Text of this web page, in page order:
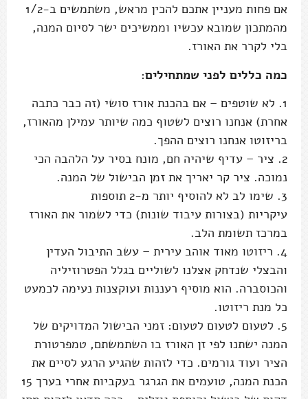
אם פחות מעניין אתכם להכין מראש, משתמשים ב-1/2
מהמתכון שמובא עכשיו וממשיכים ישר לסיום המנה,
בלי לקרר את האורז.
כמה כללים לפני שמתחילים:
1. לא שוטפים – אם בהכנת אורז סושי (זה כבר כתבה
אחרת) אנחנו רוצים לשטוף כמה שיותר עמילן מהאורז,
בריזוטו אנחנו רוצים ההפך.
2. ציר – עדיף שיהיה חם, מונח בסיר על הלהבה הכי
נמוכה. ציר קר יאריך את זמן הבישול של המנה.
3. שימו לב לא להוסיף יותר מ-2 תוספות
עיקריות (בצורות עיבוד שונות) כדי לשמור את האורז
במרכז תשומת הלב.
4. ריזוטו מאוד אוהב עירית – עשב התיבול העדין
והבצלי שנדחק אצלנו לשוליים בגלל הפטרוזיליה
והכוסברה. הוא מוסיף רעננות ועוקצנות נעימה לכמעט
כל מנת ריזוטו.
5. לטעום לטעום לטעום: זמני הבישול המדויקים של
המנה ישתנו לפי זן האורז בו השתמשתם, טמפרטורת
הציר ועוד גורמים. כדי לזהות שהגיע הרגע לסיים את
הכנת המנה, טועמים את הגרגר בעקביות אחרי בערך 15